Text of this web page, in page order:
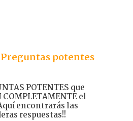
Preguntas potentes
POTENTES que
COMPLETAMENTE el
encontrarás las
respuestas!!